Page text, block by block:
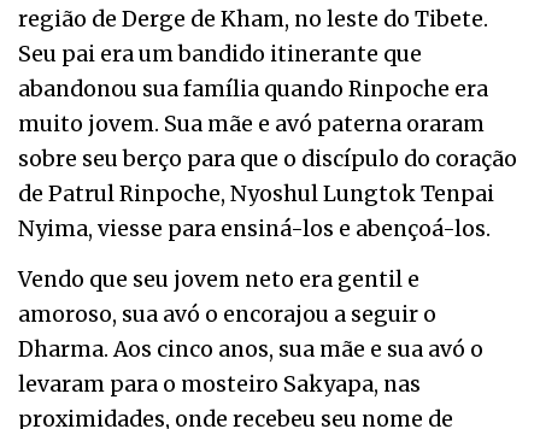
região de Derge de Kham, no leste do Tibete.
Seu pai era um bandido itinerante que
abandonou sua família quando Rinpoche era
muito jovem. Sua mãe e avó paterna oraram
sobre seu berço para que o discípulo do coração
de Patrul Rinpoche, Nyoshul Lungtok Tenpai
Nyima, viesse para ensiná-los e abençoá-los.
Vendo que seu jovem neto era gentil e
amoroso, sua avó o encorajou a seguir o
Dharma. Aos cinco anos, sua mãe e sua avó o
levaram para o mosteiro Sakyapa, nas
proximidades, onde recebeu seu nome de